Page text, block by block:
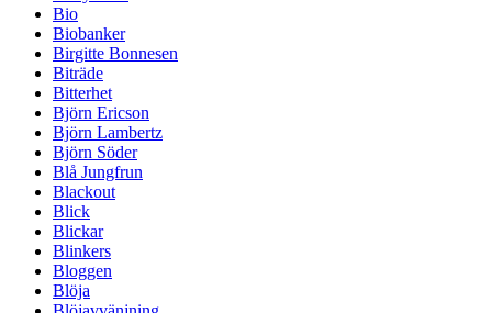
Bio
Biobanker
Birgitte Bonnesen
Biträde
Bitterhet
Björn Ericson
Björn Lambertz
Björn Söder
Blå Jungfrun
Blackout
Blick
Blickar
Blinkers
Bloggen
Blöja